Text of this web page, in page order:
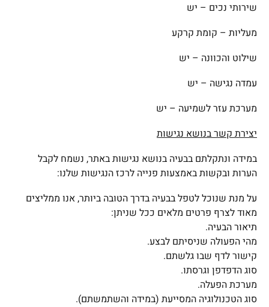
שירותי נכים – יש
מעליות – קומת קרקע
שילוט והכוונה – יש
עמדה נגישה – יש
מערכת עזר לשמיעה – יש
יצירת קשר בנושא נגישות
במידה ונתקלתם בבעיה בנושא נגישות באתר, נשמח לקבל
הערות ובקשות באמצעות פנייה לרכז הנגישות שלנו:
על מנת שנוכל לטפל בבעיה בדרך הטובה ביותר, אנו ממליצים
מאוד לצרף פרטים מלאים ככל שניתן:
תיאור הבעיה.
מהי הפעולה שניסיתם לבצע.
קישור לדף שבו גלשתם.
סוג הדפדפן וגרסתו.
מערכת הפעלה.
סוג הטכנולוגיה המסייעת (במידה והשתמשתם).